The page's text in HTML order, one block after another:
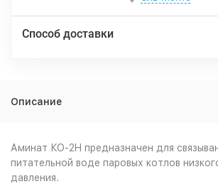
Способ доставки
Описание
Аминат КО-2H предназначен для
питательной воде паровых котлов
давления.